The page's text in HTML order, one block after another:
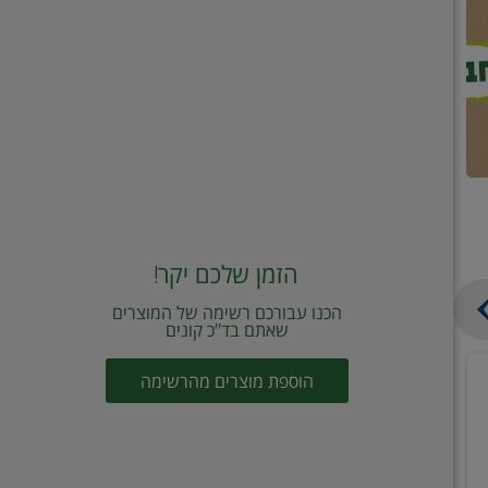
הזמן שלכם יקר!
הכנו עבורכם רשימה של המוצרים
שאתם בד"כ קונים
הוספת מוצרים מהרשימה